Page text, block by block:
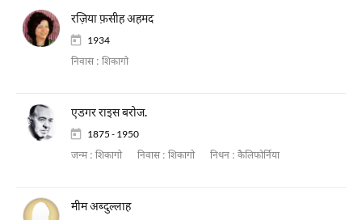
रज़िया फ़सीह अहमद
1934
निवास : शिकागो
एडगर राइस बरोज.
1875 - 1950
जन्म : शिकागो निवास : शिकागो निधन : कैलिफोर्निया
मीम अब्दुल्लाह